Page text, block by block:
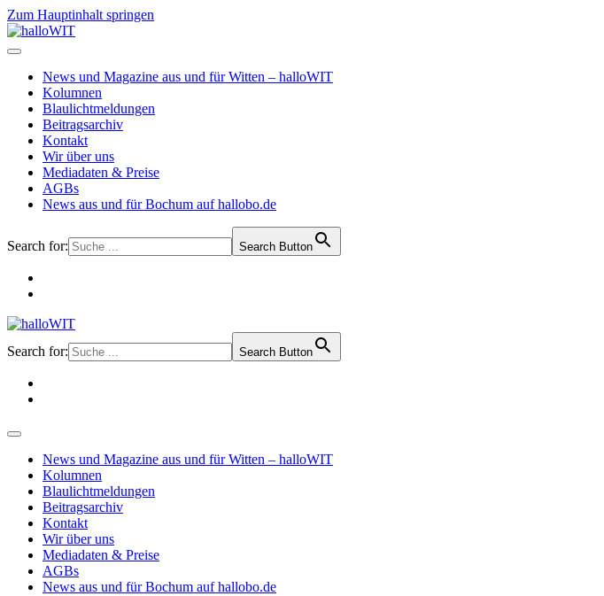
Zum Hauptinhalt springen
News und Magazine aus und für Witten – halloWIT
Kolumnen
Blaulichtmeldungen
Beitragsarchiv
Kontakt
Wir über uns
Mediadaten & Preise
AGBs
News aus und für Bochum auf hallobo.de
Search for: Search Button
Search for: Search Button
News und Magazine aus und für Witten – halloWIT
Kolumnen
Blaulichtmeldungen
Beitragsarchiv
Kontakt
Wir über uns
Mediadaten & Preise
AGBs
News aus und für Bochum auf hallobo.de